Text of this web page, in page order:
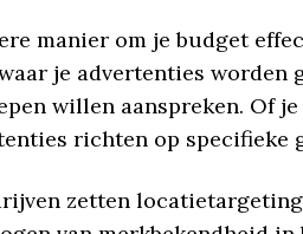
manier om je budget
je advertenties worden
willen aanspreken. Of
richten op specifieke
zetten